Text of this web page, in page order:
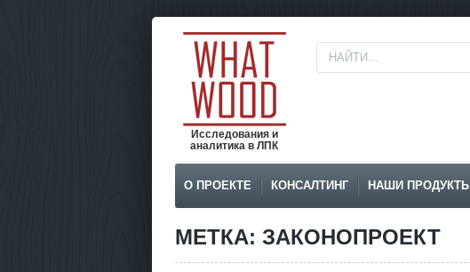
Исследования и
аналитика в ЛПК
О ПРОЕКТЕ КОНСАЛТИНГ НАШИ ПРОДУКТЫ
МЕТКА: ЗАКОНОПРОЕКТ